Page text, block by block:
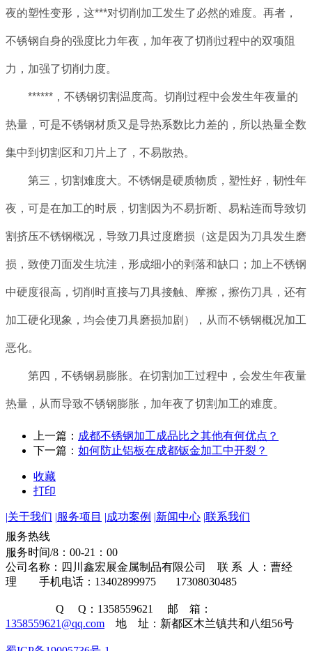
夜的塑性变形，这***对切削加工发生了必然的难度。再者，
不锈钢自身的强度比力年夜，加年夜了切削过程中的双项阻
力，加强了切削力度。
******，不锈钢切割温度高。切削过程中会发生年夜量的
热量，可是不锈钢材质又是导热系数比力差的，所以热量全数
集中到切割区和刀片上了，不易散热。
第三，切割难度大。不锈钢是硬质物质，塑性好，韧性年
夜，可是在加工的时辰，切割因为不易折断、易粘连而导致切
割挤压不锈钢概况，导致刀具过度磨损（这是因为刀具发生磨
损，致使刀面发生坑洼，形成细小的剥落和缺口；加上不锈钢
中硬度很高，切削时直接与刀具接触、摩擦，擦伤刀具，还有
加工硬化现象，均会使刀具磨损加剧），从而不锈钢概况加工
恶化。
第 四，不锈钢易膨胀。在切割加工过程中，会发生年夜量
热量，从而导致不锈钢膨胀，加年夜了切割加工的难度。
上一篇： 成都不锈钢加工成品比之其他有何优点？
下一篇： 如何防止铝板在成都钣金加工中开裂？
收藏
打印
|关于我们 |服务项目 |成功案例 |新闻中心 |联系我们
服务热线
服务时间/8：00-21：00
公司名称：四川鑫宏展金属制品有限公司 联 系 人：曹经
理 手机电话：13402899975 17308030485
Q Q：1358559621 邮 箱：
1358559621@qq.com 地 址：新都区木兰镇共和八组56号